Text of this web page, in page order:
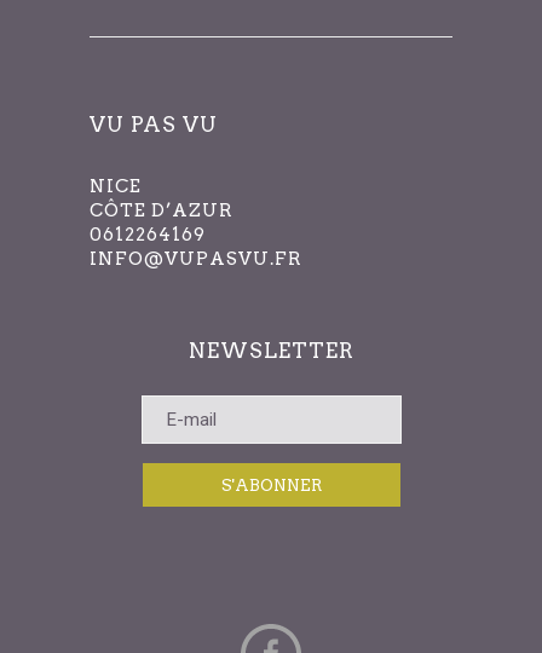
VU PAS VU
NICE
CÔTE D’AZUR
0612264169
INFO@VUPASVU.FR
NEWSLETTER
S'ABONNER